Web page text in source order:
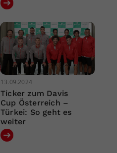
13.09.2024
Ticker zum Davis
Cup Österreich –
Türkei: So geht es
weiter